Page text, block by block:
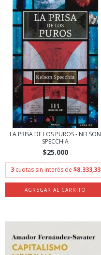
LA PRISA DE LOS PUROS - NELSON
SPECCHIA
$25.000
3 cuotas sin interés de $8.333,33